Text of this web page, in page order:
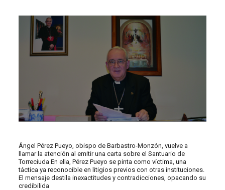
Ángel Pérez Pueyo, obispo de Barbastro-Monzón, vuelve a
llamar la atención al emitir una carta sobre el Santuario de
Torreciuda En ella, Pérez Pueyo se pinta como víctima, una
táctica ya reconocible en litigios previos con otras instituciones.
El mensaje destila inexactitudes y contradicciones, opacando su
credibilida